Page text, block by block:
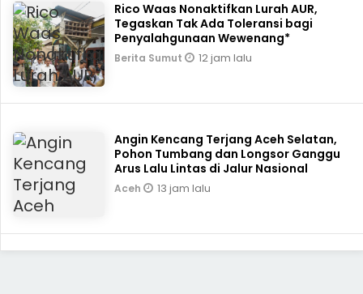
Rico Waas Nonaktifkan Lurah AUR,
Tegaskan Tak Ada Toleransi bagi
Penyalahgunaan Wewenang*
Berita Sumut 12 jam lalu
Angin Kencang Terjang Aceh Selatan,
Pohon Tumbang dan Longsor Ganggu
Arus Lalu Lintas di Jalur Nasional
Aceh 13 jam lalu